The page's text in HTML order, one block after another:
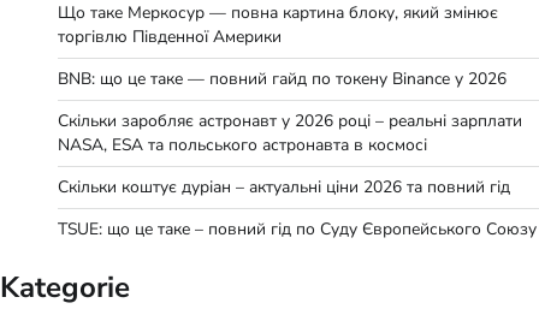
Що таке Меркосур — повна картина блоку, який змінює
торгівлю Південної Америки
BNB: що це таке — повний гайд по токену Binance у 2026
Скільки заробляє астронавт у 2026 році – реальні зарплати
NASA, ESA та польського астронавта в космосі
Скільки коштує дуріан – актуальні ціни 2026 та повний гід
TSUE: що це таке – повний гід по Суду Європейського Союзу
Kategorie